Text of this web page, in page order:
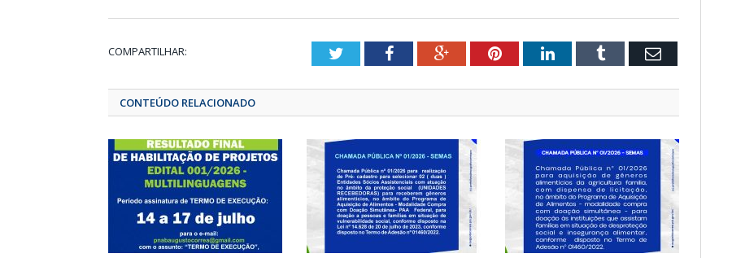
COMPARTILHAR: TwitterFacebookGoogle+Pinterest
LinkedInTumblrEmail
CONTEÚDO RELACIONADO